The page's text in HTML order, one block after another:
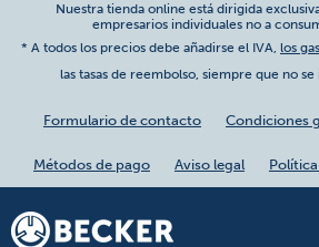
Nuestra tienda online está dirigida
empresarios individuales no a
* A todos los precios debe añadirse el IVA, los
las tasas de reembolso, siempre que no
Formulario de contacto Condiciones
Métodos de pago Aviso legal